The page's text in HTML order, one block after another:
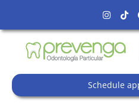
content
Schedule